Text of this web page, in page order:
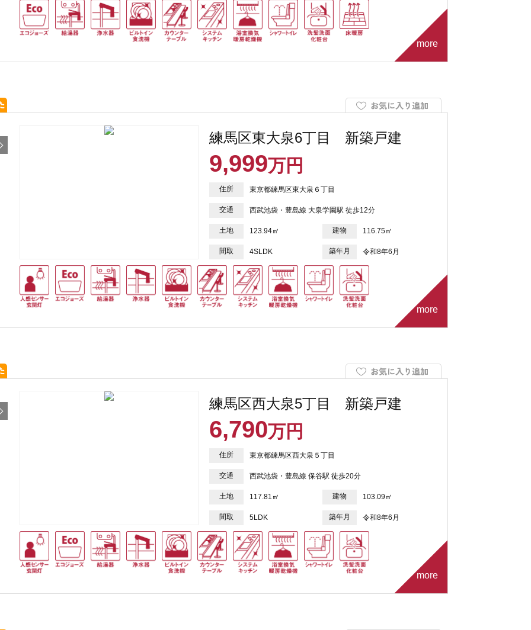
more
練馬区東大泉6丁目 新築戸建
9,999万円
住所 東京都練馬区東大泉６丁目
交通 西武池袋・豊島線 大泉学園駅 徒歩12分
土地 123.94㎡ 建物 116.75㎡
間取 4SLDK 築年月 令和8年6月
more
練馬区西大泉5丁目 新築戸建
6,790万円
住所 東京都練馬区西大泉５丁目
交通 西武池袋・豊島線 保谷駅 徒歩20分
土地 117.81㎡ 建物 103.09㎡
間取 5LDK 築年月 令和8年6月
more